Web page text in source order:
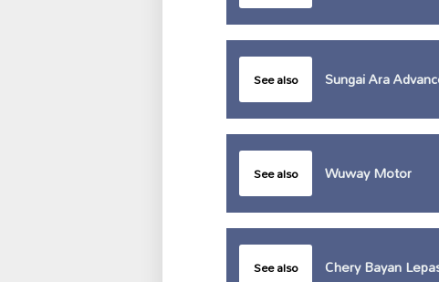
See also Sungai Ara
See also Wuway Motor
See also Chery Bayan